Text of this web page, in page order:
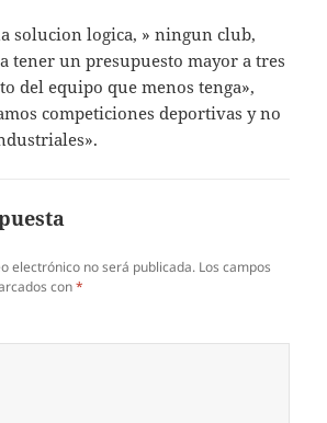
solucion logica, » ningun club,
tener un presupuesto mayor a tres
del equipo que menos tenga»,
competiciones deportivas y no
electrónico no será publicada. Los campos
con*